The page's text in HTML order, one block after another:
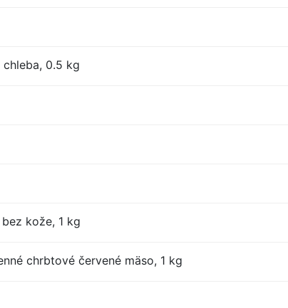
0.5 kg
kože, 1 kg
chrbtové červené mäso, 1 kg